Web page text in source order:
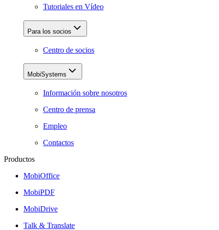
Tutoriales en Vídeo
Para los socios
Centro de socios
MobiSystems
Información sobre nosotros
Centro de prensa
Empleo
Contactos
Productos
MobiOffice
MobiPDF
MobiDrive
Talk & Translate